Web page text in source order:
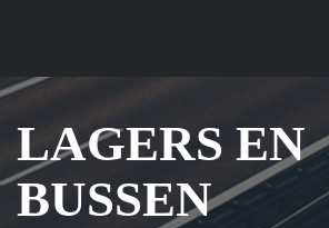
LAGERS EN
BUSSEN